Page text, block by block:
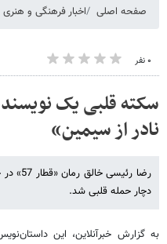
صفحه اصلی اخبار فرهنگی و هنری
۰ نفر
سکته قلبی یک
نادر از سیمین»
رضا
دچار حمله قلبی شد.